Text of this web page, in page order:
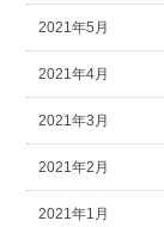
2021年5月
2021年4月
2021年3月
2021年2月
2021年1月